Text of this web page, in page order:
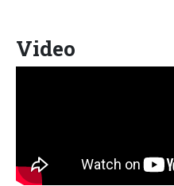
Video